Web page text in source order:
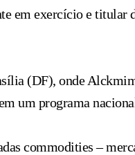
em exercício e
(DF), onde
um programa
commodities –